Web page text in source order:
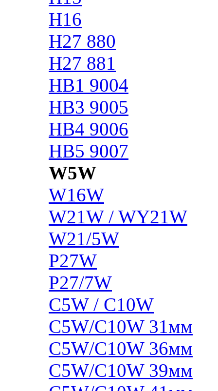
H16
H27 880
H27 881
HB1 9004
HB3 9005
HB4 9006
HB5 9007
W5W
W16W
W21W / WY21W
W21/5W
P27W
P27/7W
C5W / C10W
C5W/C10W 31мм
C5W/C10W 36мм
C5W/C10W 39мм